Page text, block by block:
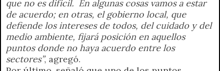
que no es difícil. En algunas cosas vamos a estar
de acuerdo; en otras, el gobierno local, que
defiende los intereses de todos, del cuidado y del
medio ambiente, fijará posición en aquellos
puntos donde no haya acuerdo entre los
sectores”, agregó.